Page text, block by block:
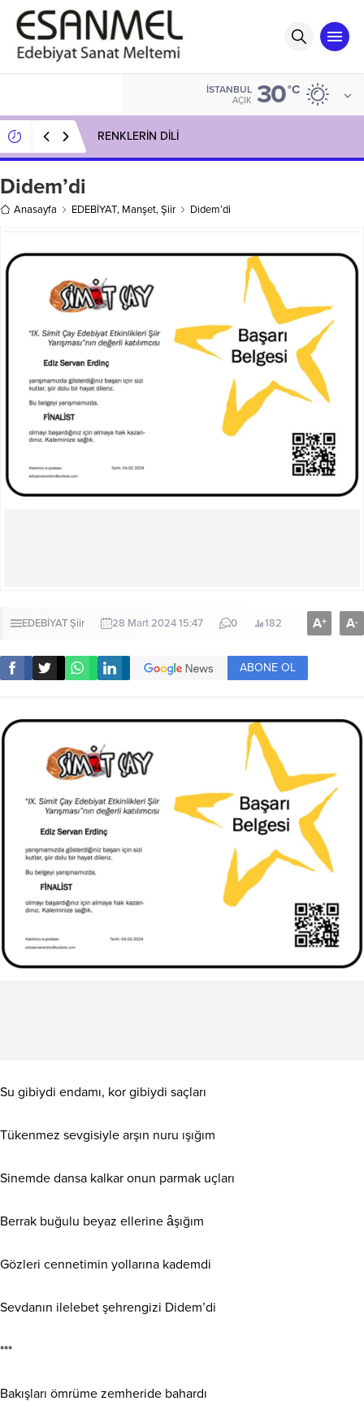
İSTANBUL
AÇIK 30°C
RENKLERİN DİLİ
Didem’di
Anasayfa EDEBİYAT, Manşet,Şiir Didem’di
EDEBİYATŞiir 28 Mart 2024 15:47 0 182 A+ A-
ABONE OL
Su gibiydi endamı, kor gibiydi saçları
Tükenmez sevgisiyle arşın nuru ışığım
Sinemde dansa kalkar onun parmak uçları
Berrak buğulu beyaz ellerine âşığım
Gözleri cennetimin yollarına kademdi
Sevdanın ilelebet şehrengizi Didem’di
***
Bakışları ömrüme zemheride bahardı